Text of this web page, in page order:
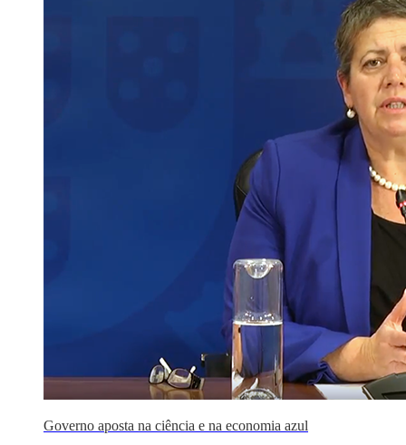
Governo aposta na ciência e na economia azul